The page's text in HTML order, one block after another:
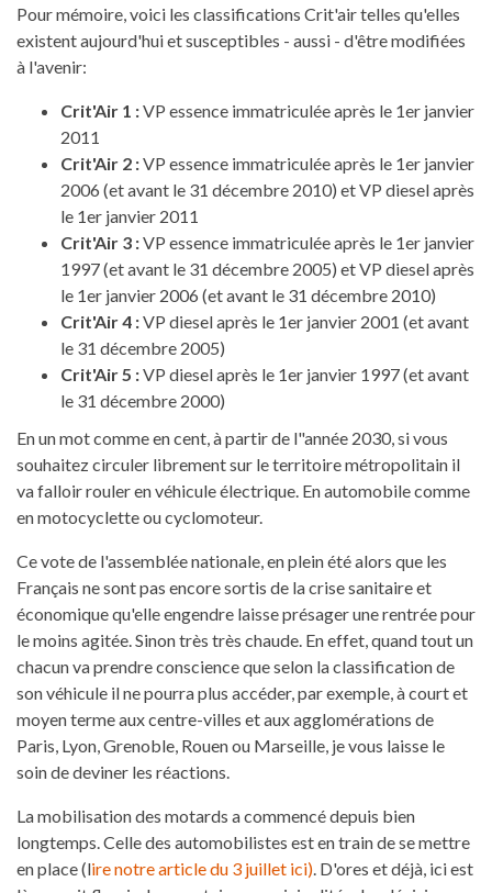
Pour mémoire, voici les classifications Crit'air telles qu'elles
existent aujourd'hui et susceptibles - aussi - d'être modifiées
à l'avenir:
Crit'Air 1 :VP essence immatriculée après le 1er janvier
2011
Crit'Air 2 :VP essence immatriculée après le 1er janvier
2006 (et avant le 31 décembre 2010) et VP diesel après
le 1er janvier 2011
Crit'Air 3 :VP essence immatriculée après le 1er janvier
1997 (et avant le 31 décembre 2005) et VP diesel après
le 1er janvier 2006 (et avant le 31 décembre 2010)
Crit'Air 4 :VP diesel après le 1er janvier 2001 (et avant
le 31 décembre 2005)
Crit'Air 5 :VP diesel après le 1er janvier 1997 (et avant
le 31 décembre 2000)
En un mot comme en cent, à partir de l"année 2030, si vous
souhaitez circuler librement sur le territoire métropolitain il
va falloir rouler en véhicule électrique. En automobile comme
en motocyclette ou cyclomoteur.
Ce vote de l'assemblée nationale, en plein été alors que les
Français ne sont pas encore sortis de la crise sanitaire et
économique qu'elle engendre laisse présager une rentrée pour
le moins agitée. Sinon très très chaude. En effet, quand tout un
chacun va prendre conscience que selon la classification de
son véhicule il ne pourra plus accéder, par exemple, à court et
moyen terme aux centre-villes et aux agglomérations de
Paris, Lyon, Grenoble, Rouen ou Marseille, je vous laisse le
soin de deviner les réactions.
La mobilisation des motards a commencé depuis bien
longtemps. Celle des automobilistes est en train de se mettre
en place (lire notre article du 3 juillet ici). D'ores et déjà, ici est